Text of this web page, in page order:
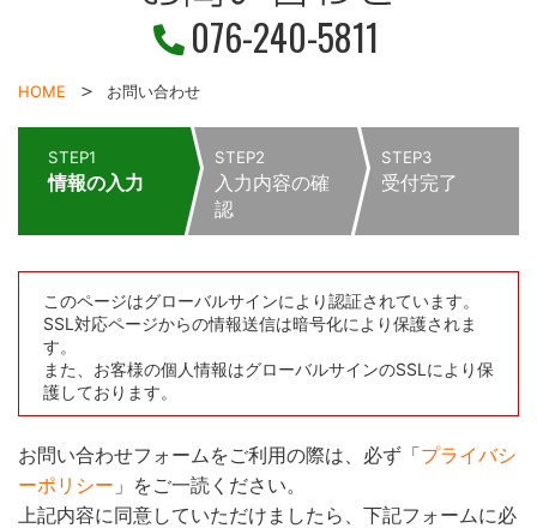
076-240-5811
HOME お問い合わせ
STEP1
情報の入力
STEP2
入力内容の確
認
STEP3
受付完了
このページはグローバルサインにより認証されています。
SSL対応ページからの情報送信は暗号化により保護されま
す。
また、お客様の個人情報はグローバルサインのSSLにより保
護しております。
お問い合わせフォームをご利用の際は、必ず「プライバシ
ーポリシー 」をご一読ください。
上記内容に同意していただけましたら、下記フォームに必